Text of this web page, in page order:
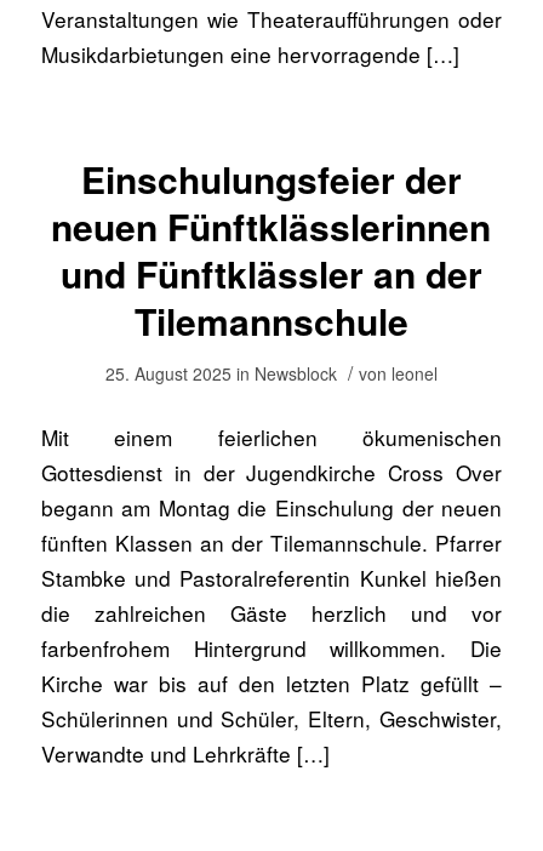
Veranstaltungen wie Theateraufführungen oder
Musikdarbietungen eine hervorragende […]
Einschulungsfeier der
neuen Fünftklässlerinnen
und Fünftklässler an der
Tilemannschule
25. August 2025 in Newsblock / von leonel
Mit einem feierlichen ökumenischen
Gottesdienst in der Jugendkirche Cross Over
begann am Montag die Einschulung der neuen
fünften Klassen an der Tilemannschule. Pfarrer
Stambke und Pastoralreferentin Kunkel hießen
die zahlreichen Gäste herzlich und vor
farbenfrohem Hintergrund willkommen. Die
Kirche war bis auf den letzten Platz gefüllt –
Schülerinnen und Schüler, Eltern, Geschwister,
Verwandte und Lehrkräfte […]